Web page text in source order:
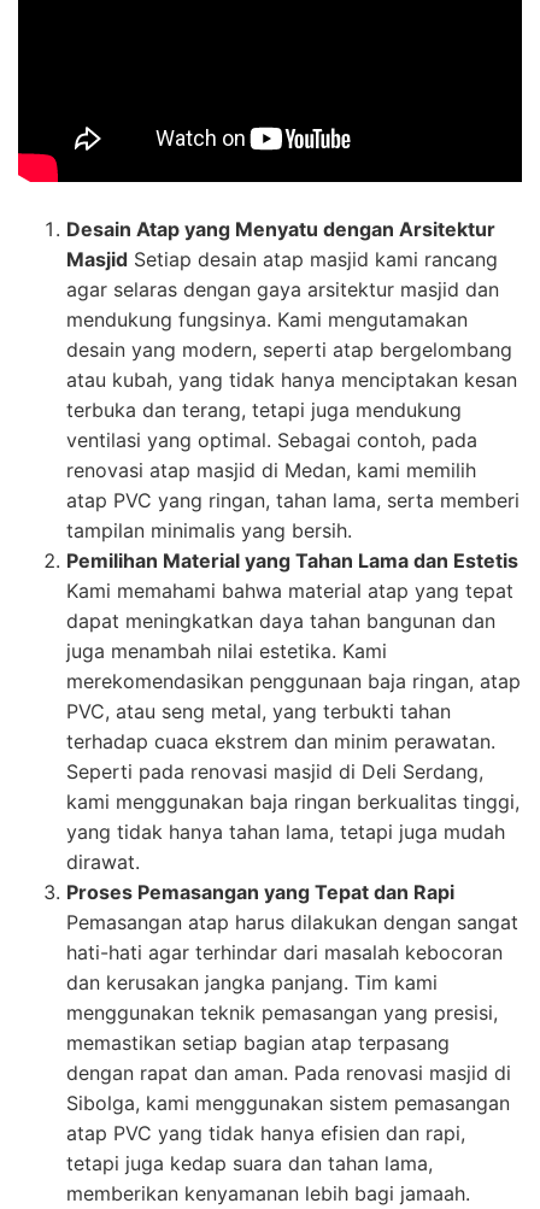
Desain Atap yang Menyatu dengan Arsitektur
Masjid Setiap desain atap masjid kami rancang
agar selaras dengan gaya arsitektur masjid dan
mendukung fungsinya. Kami mengutamakan
desain yang modern, seperti atap bergelombang
atau kubah, yang tidak hanya menciptakan kesan
terbuka dan terang, tetapi juga mendukung
ventilasi yang optimal. Sebagai contoh, pada
renovasi atap masjid di Medan, kami memilih
atap PVC yang ringan, tahan lama, serta memberi
tampilan minimalis yang bersih.
Pemilihan Material yang Tahan Lama dan Estetis
Kami memahami bahwa material atap yang tepat
dapat meningkatkan daya tahan bangunan dan
juga menambah nilai estetika. Kami
merekomendasikan penggunaan baja ringan, atap
PVC, atau seng metal, yang terbukti tahan
terhadap cuaca ekstrem dan minim perawatan.
Seperti pada renovasi masjid di Deli Serdang,
kami menggunakan baja ringan berkualitas tinggi,
yang tidak hanya tahan lama, tetapi juga mudah
dirawat.
Proses Pemasangan yang Tepat dan Rapi
Pemasangan atap harus dilakukan dengan sangat
hati-hati agar terhindar dari masalah kebocoran
dan kerusakan jangka panjang. Tim kami
menggunakan teknik pemasangan yang presisi,
memastikan setiap bagian atap terpasang
dengan rapat dan aman. Pada renovasi masjid di
Sibolga, kami menggunakan sistem pemasangan
atap PVC yang tidak hanya efisien dan rapi,
tetapi juga kedap suara dan tahan lama,
memberikan kenyamanan lebih bagi jamaah.